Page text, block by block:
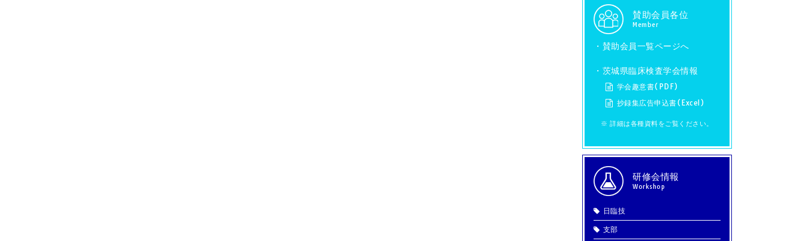
賛助会員各位
Member
・ 賛助会員一覧ページへ
・茨城県臨床検査学会情報
学会趣意書(PDF)
抄録集広告申込書(Excel)
※ 詳細は各種資料をご覧ください。
研修会情報
Workshop
日臨技
支部